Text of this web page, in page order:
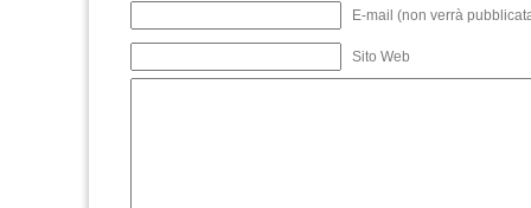
E-mail (non verrà
Sito Web